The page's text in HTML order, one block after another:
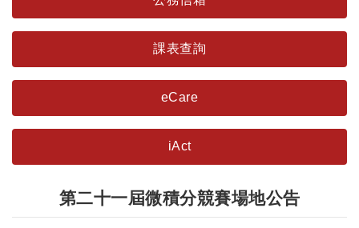
課表查詢
eCare
iAct
第二十一屆微積分競賽場地公告